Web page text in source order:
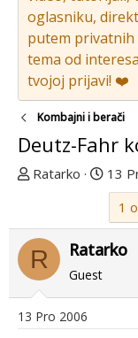
oglasniku,
putem
tema od
tvojoj prijavi! ❤️
Kombajni i berači
Deutz-Fahr
T
u
p
o
r
e
Ratarko
D
a
u
m
o
13
1
R Ratarko
Guest
13 Pro 2006